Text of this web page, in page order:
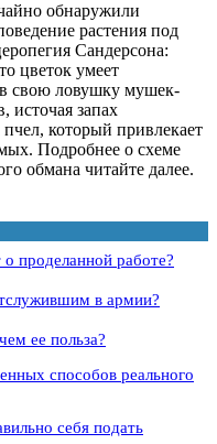
обнаружили
растения под
Сандерсона:
цветок умеет
свою ловушку мушек-
источая запах
который привлекает
Подробнее о схеме
обмана читайте далее.
проделанной работе?
в армии?
ее польза?
способов реального
себя подать